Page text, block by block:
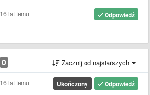
Odpowiedź
16 lat temu
0 Zacznij od najstarszych
Odpowiedź
Ukończony
16 lat temu